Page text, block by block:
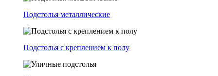
Подстолья металлические
Подстолья с креплением к полу